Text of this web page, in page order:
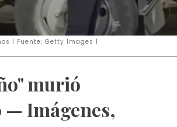
| Fuente: Getty Images |
murió
— Imágenes,